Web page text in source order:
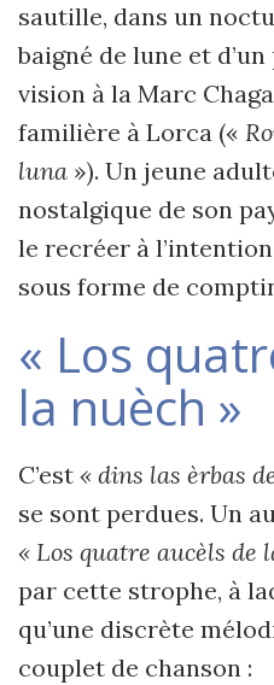
sautille, dans un
baigné de lune et
vision à la Marc
familière à Lorca («
luna »). Un jeune
nostalgique de son
le recréer à
sous forme de
« Los
la nuèch »
C’est « dins las èrbas
se sont perdues. Un
« Los quatre aucèls de
par cette strophe, à
qu’une discrète
couplet de chanson :